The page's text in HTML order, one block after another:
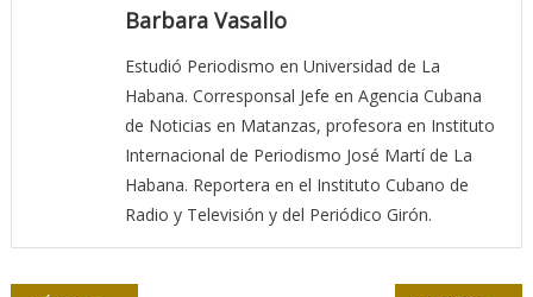
Barbara Vasallo
Estudió Periodismo en Universidad de La
Habana. Corresponsal Jefe en Agencia Cubana
de Noticias en Matanzas, profesora en Instituto
Internacional de Periodismo José Martí de La
Habana. Reportera en el Instituto Cubano de
Radio y Televisión y del Periódico Girón.